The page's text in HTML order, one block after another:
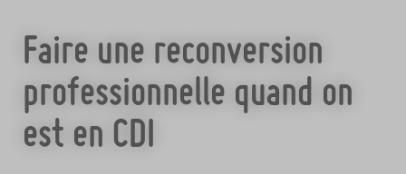
Faire une reconversion
professionnelle quand on
est en CDI